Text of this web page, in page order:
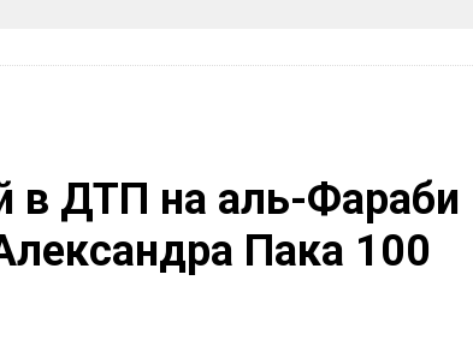
в ДТП на аль-Фараби
Пака 100